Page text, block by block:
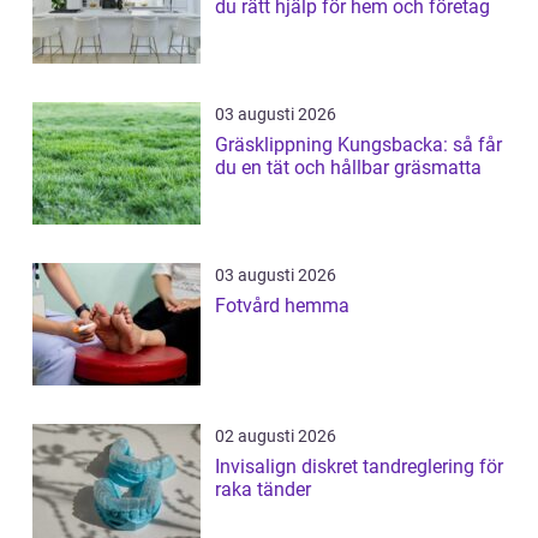
du rätt hjälp för hem och företag
03 augusti 2026
Gräsklippning Kungsbacka: så får
du en tät och hållbar gräsmatta
03 augusti 2026
Fotvård hemma
02 augusti 2026
Invisalign diskret tandreglering för
raka tänder